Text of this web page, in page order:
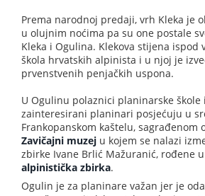
Prema narodnoj predaji, vrh Kleka je
u olujnim noćima pa su one postale
Kleka i Ogulina. Klekova stijena ispod
škola hrvatskih alpinista i u njoj je
prvenstvenih penjačkih uspona.
U Ogulinu polaznici planinarske škole
zainteresirani planinari posjećuju u
Frankopanskom kaštelu, sagrađenom
Zavičajni muzej u kojem se nalazi
zbirke Ivane Brlić Mažuranić, rođene
alpinistička zbirka.
Ogulin je za planinare važan jer je